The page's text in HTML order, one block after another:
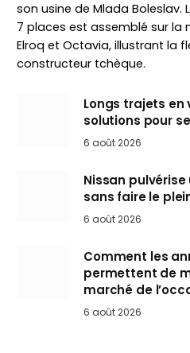
son usine de Mlada Boleslav.
7 places est assemblé sur la
Elroq et Octavia, illustrant la
constructeur tchèque.
Longs trajets en
solutions pour
6 août 2026
Nissan pulvérise
sans faire le
6 août 2026
Comment les
permettent de
marché de
6 août 2026